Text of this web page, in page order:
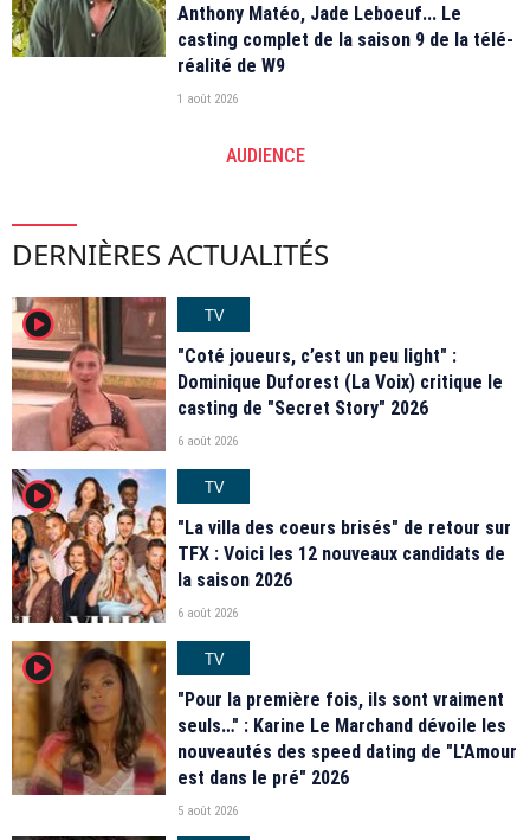
Anthony Matéo, Jade Leboeuf... Le
casting complet de la saison 9 de la télé-
réalité de W9
1 août 2026
AUDIENCE
DERNIÈRES ACTUALITÉS
player2
TV
"Coté joueurs, c’est un peu light" :
Dominique Duforest (La Voix) critique le
casting de "Secret Story" 2026
6 août 2026
player2
TV
"La villa des coeurs brisés" de retour sur
TFX : Voici les 12 nouveaux candidats de
la saison 2026
6 août 2026
player2
TV
"Pour la première fois, ils sont vraiment
seuls…" : Karine Le Marchand dévoile les
nouveautés des speed dating de "L'Amour
est dans le pré" 2026
5 août 2026